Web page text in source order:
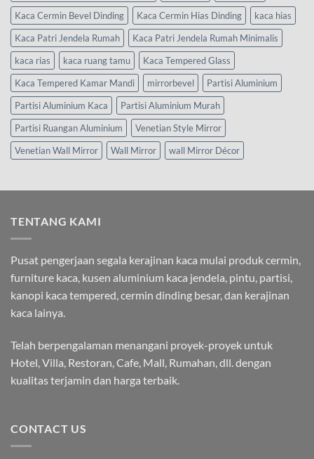
Kaca Cermin Bevel Dinding
Kaca Cermin Hias Dinding
kaca hias
Kaca Patri Jendela Rumah
Kaca Patri Jendela Rumah Minimalis
kaca rias
kaca ruang tamu
Kaca Tempered Glass
Kaca Tempered Kamar Mandi
mirrorbevel
Partisi Aluminium
Partisi Aluminium Kaca
Partisi Aluminium Murah
Partisi Ruangan Aluminium
Venetian Style Mirror
Venetian Wall Mirror
Wall Mirror wall Mirror Décor
TENTANG KAMI
Pusat pengerjaan segala kerajinan kaca mulai produk cermin,
furniture kaca, kusen aluminium kaca jendela, pintu, partisi,
kanopi kaca tempered, cermin dinding besar, dan kerajinan
kaca lainya.
Telah berpengalaman menangani proyek-proyek untuk
Hotel, Villa, Restoran, Cafe, Mall, Rumahan, dll. dengan
kualitas terjamin dan harga terbaik.
CONTACT US